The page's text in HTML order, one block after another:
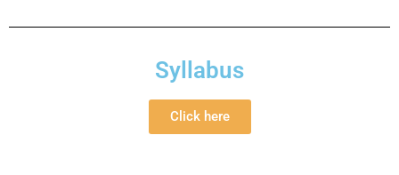
Syllabus
Click here